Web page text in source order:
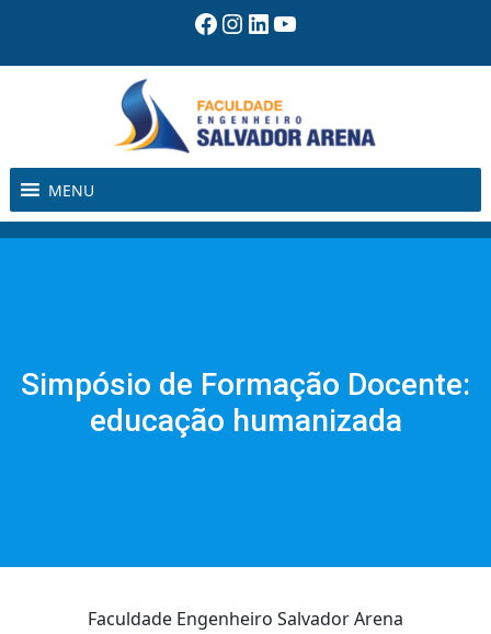
o
Facebook
Instagram
LinkedIn
Youtube
MENU
Simpósio de Formação Docente:
educação humanizada
Faculdade Engenheiro Salvador Arena